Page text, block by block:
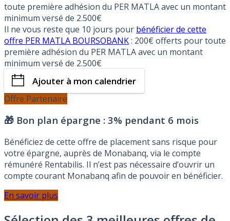
toute première adhésion du PER MATLA avec un montant
minimum versé de 2.500€
Il ne vous reste que 10 jours pour bénéficier de cette
offre PER MATLA BOURSOBANK: 200€ offerts pour toute
première adhésion du PER MATLA avec un montant
minimum versé de 2.500€
Ajouter à mon calendrier
Offre Partenaire
🎁 Bon plan épargne : 3% pendant 6 mois
Bénéficiez de cette offre de placement sans risque pour
votre épargne, auprès de Monabanq, via le compte
rémunéré Rentabilis. Il n’est pas nécessaire d’ouvrir un
compte courant Monabanq afin de pouvoir en bénéficier.
En savoir plus